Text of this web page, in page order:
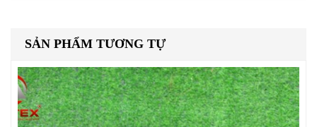
SẢN PHẨM TƯƠNG TỰ